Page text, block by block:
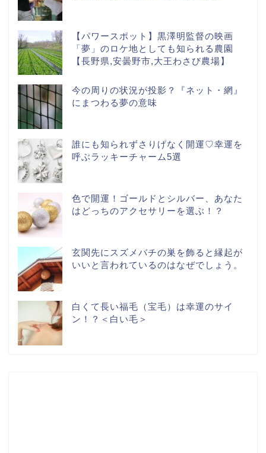
【パワースポット】黒澤明監督の映画
「夢」のロケ地としても知られる農園
【長野県,安曇野市,大王わさび農場】
今の周りの状況が投影？『ネット・網』
にまつわる夢の意味
誰にも知られずさりげなく開運♡幸運を
呼ぶラッキーチャーム5選
色で開運！ゴールドとシルバー、あなた
はどっちのアクセサリーを選ぶ！？
玄関先にスズメバチの巣を飾ると縁起が
いいと言われているのはなぜでしょう。
白くて長い福毛（宝毛）は幸運のサイ
ン！？＜白い毛＞